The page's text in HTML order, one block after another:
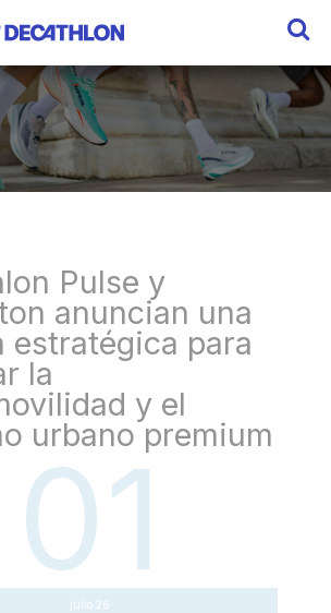
Pulse y
anuncian una
estratégica para
la
y el
urbano premium
01
julio 26